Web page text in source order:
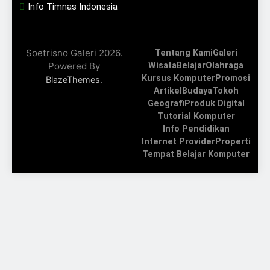
Info Timnas Indonesia
Soetrisno Galeri 2026.
Powered By
BlazeThemes.
Tentang KamiGaleri
WisataBelajarOlahraga
Kursus KomputerPromosi
Artikel BudayaTokoh
Geografi Produk Digital
Tutorial Komputer
Info Pendidikan
Internet ProviderProperti
Tempat Belajar Komputer